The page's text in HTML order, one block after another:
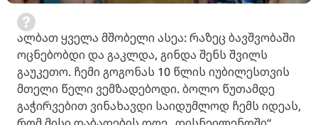
ალბათ ყველა მშობელი ასეა: რაზეც ბავშვობაში
ოცნებობდი და გაკლდა, გინდა შენს შვილს
გაუკეთო. ჩემი გოგონას 10 წლის იუბილესთვის
მთელი წელი ვემზადებოდი. ბოლო წუთამდე
გაჭირვებით ვინახავდი საიდუმლოდ ჩემს იდეას,